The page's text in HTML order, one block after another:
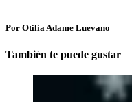
Por Otilia Adame Luevano
También te puede gustar